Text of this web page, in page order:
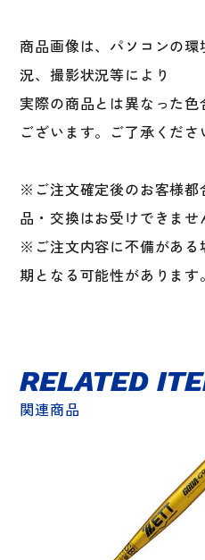
商品画像は、パソコンの
況、撮影状況等により
実際の商品とは異なった
ございます。ご了承くださ
※ご注文確定後のお客様都
品・交換はお受けできませ
※ご注文内容に不備がある
期となる可能性があります。
関連商品
RELATED